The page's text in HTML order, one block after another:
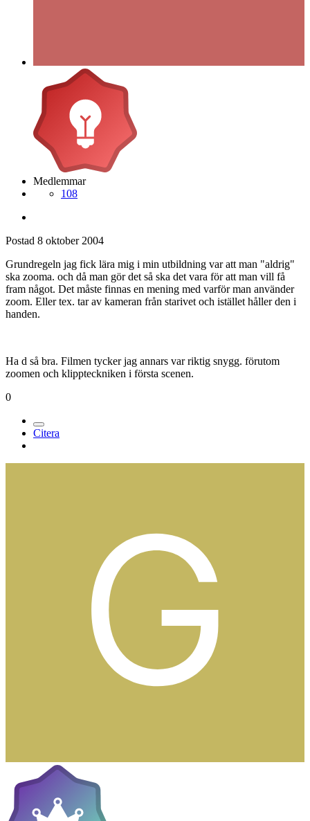
Medlemmar
108
Postad 8 oktober 2004
Grundregeln jag fick lära mig i min utbildning var att man "aldrig"
ska zooma. och då man gör det så ska det vara för att man vill få
fram något. Det måste finnas en mening med varför man använder
zoom. Eller tex. tar av kameran från starivet och istället håller den i
handen.
Ha d så bra. Filmen tycker jag annars var riktig snygg. förutom
zoomen och klippteckniken i första scenen.
0
Citera